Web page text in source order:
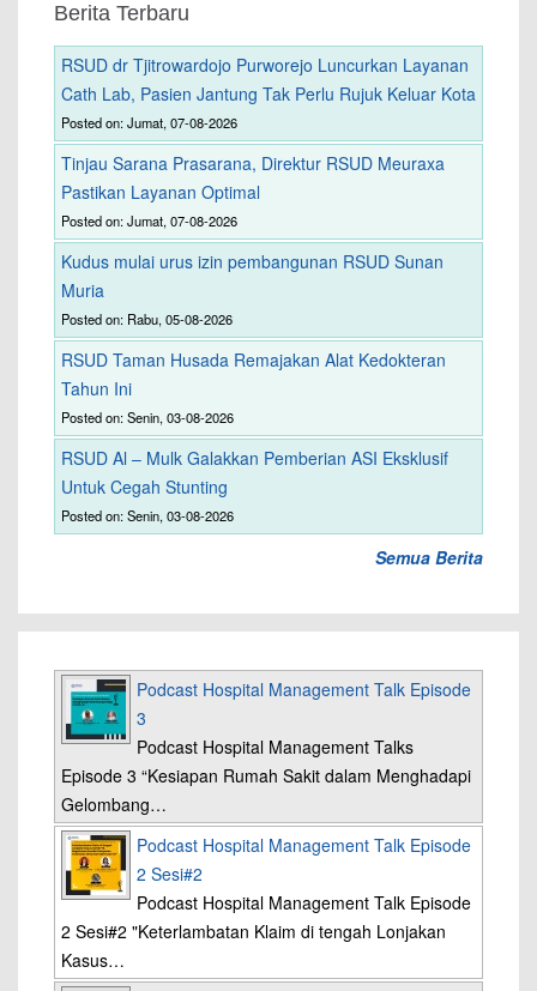
Berita Terbaru
RSUD dr Tjitrowardojo Purworejo Luncurkan Layanan
Cath Lab, Pasien Jantung Tak Perlu Rujuk Keluar Kota
Posted on: Jumat, 07-08-2026
Tinjau Sarana Prasarana, Direktur RSUD Meuraxa
Pastikan Layanan Optimal
Posted on: Jumat, 07-08-2026
Kudus mulai urus izin pembangunan RSUD Sunan
Muria
Posted on: Rabu, 05-08-2026
RSUD Taman Husada Remajakan Alat Kedokteran
Tahun Ini
Posted on: Senin, 03-08-2026
RSUD Al – Mulk Galakkan Pemberian ASI Eksklusif
Untuk Cegah Stunting
Posted on: Senin, 03-08-2026
Semua Berita
Podcast Hospital Management Talk Episode
3
Podcast Hospital Management Talks
Episode 3 “Kesiapan Rumah Sakit dalam Menghadapi
Gelombang…
Podcast Hospital Management Talk Episode
2 Sesi#2
Podcast Hospital Management Talk Episode
2 Sesi#2 "Keterlambatan Klaim di tengah Lonjakan
Kasus…